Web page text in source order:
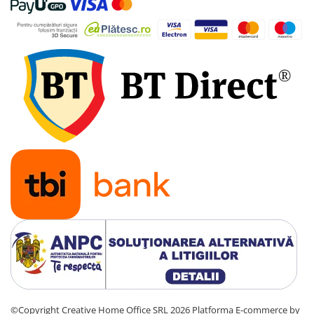
Putere minima
Putere utila la sarcina nominala (regim HT)
Putere utila la 30% sarcina (regim LT)
Profil de consum
Clasa eficiența energetica sezoniera
Volum vas expansiune
Capacitate boiler solar
Interval temperatura încalzire
Interval temperatura ACM
Capacitate boiler ACM
Presiune maxima circuit încalzire
©Copyright Creative Home Office SRL 2026 Platforma E-commerce by